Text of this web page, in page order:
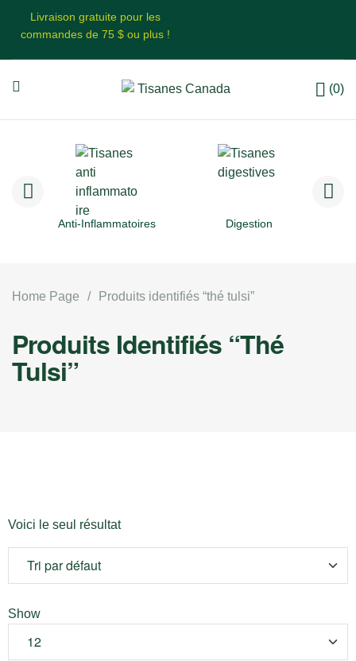
Livraison gratuite pour les
commandes de 75 $ ou plus !
(0)
Anti-Inflammatoires Digestion
Produits Identifiés “thé
Tulsi”
Home Page / Produits identifiés “thé tulsi”
Voici le seul résultat
Show